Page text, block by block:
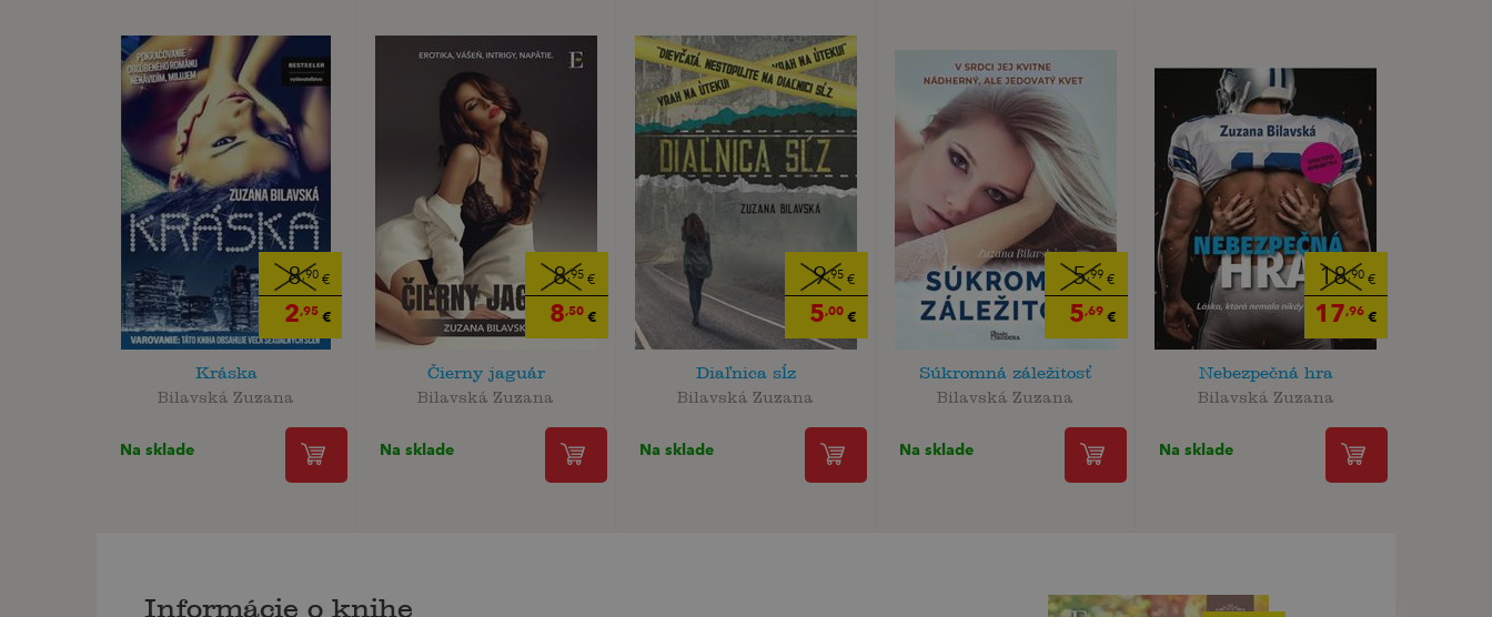
8,90€
2,95€
Kráska
Bilavská Zuzana
Na sklade
8,95 €
8,50 €
Čierny jaguár
Bilavská Zuzana
Na sklade
9,95 €
5,00 €
Diaľnica sĺz
Bilavská Zuzana
Na sklade
5,99 €
5,69 €
Súkromná záležitosť
Bilavská Zuzana
Na sklade
18,90€
17,96€
Nebezpečná hra
Bilavská Zuzana
Na sklade
Informácie o knihe